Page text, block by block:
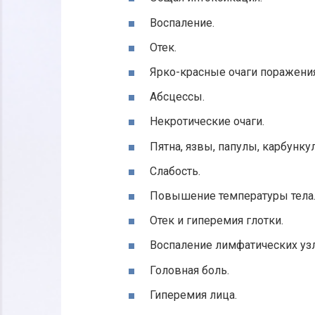
Воспаление.
Отек.
Ярко-красные очаги
Абсцессы.
Некротические очаги.
Пятна, язвы, папулы,
Слабость.
Повышение температуры тела.
Отек и гиперемия глотки.
Воспаление лимфатических
Головная боль.
Гиперемия лица.